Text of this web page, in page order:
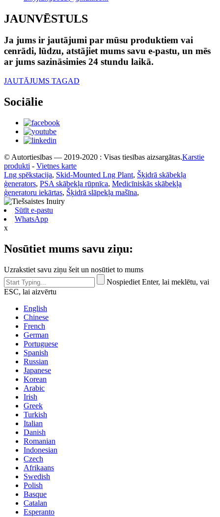
JAUNVĒSTULS
Ja jums ir jautājumi par mūsu produktiem vai
cenrādi, lūdzu, atstājiet mums savu e-pastu, un mēs
ar jums sazināsimies 24 stundu laikā.
JAUTĀJUMS TAGAD
Sociālie
© Autortiesības — 2019-2020 : Visas tiesības aizsargātas.Karstie
produkti - Vietnes karte
Lng spēkstacija, Skid-Mounted Lng Plant, Šķidrā skābekļa
ģenerators, PSA skābekļa rūpnīca, Medicīniskās skābekļa
ģeneratoru iekārtas, Šķidrā slāpekļa mašīna,
Sūtīt e-pastu
WhatsApp
x
Nosūtiet mums savu ziņu:
Uzrakstiet savu ziņu šeit un nosūtiet to mums
Nospiediet Enter, lai meklētu, vai
ESC, lai aizvērtu
English
Chinese
French
German
Portuguese
Spanish
Russian
Japanese
Korean
Arabic
Irish
Greek
Turkish
Italian
Danish
Romanian
Indonesian
Czech
Afrikaans
Swedish
Polish
Basque
Catalan
Esperanto